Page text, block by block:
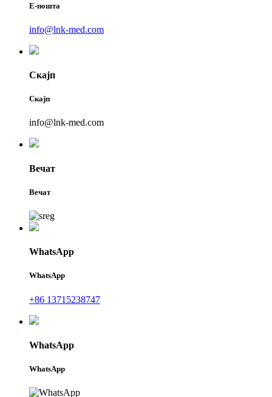
Е-пошта
info@lnk-med.com
Скајп
Скајп
info@lnk-med.com
Вечат
Вечат
WhatsApp
WhatsApp
+86 13715238747
WhatsApp
WhatsApp